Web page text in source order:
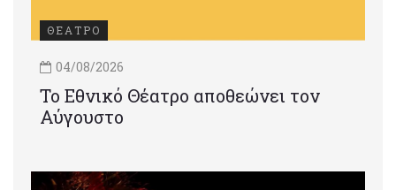
ΘΕΑΤΡΟ
04/08/2026
Το Εθνικό Θέατρο αποθεώνει τον
Αύγουστο